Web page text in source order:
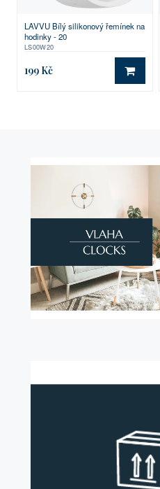
LAVVU Bílý silikonový řemínek na
hodinky - 20
LS00W20
199 Kč DO